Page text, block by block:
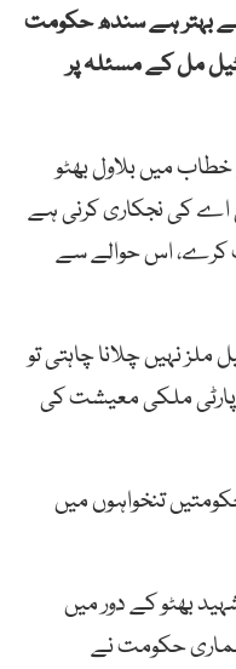
بہتر ہے سندھ حکومت
مل کے مسئلہ پر
میں بلاول بھٹو
اے کی نجکاری کرنی ہے
کرے، اس حوالے سے
نہیں چلانا چاہتی تو
ملکی معیشت کی
تنخواہوں میں
بھٹو کے دور میں
ہماری حکومت نے